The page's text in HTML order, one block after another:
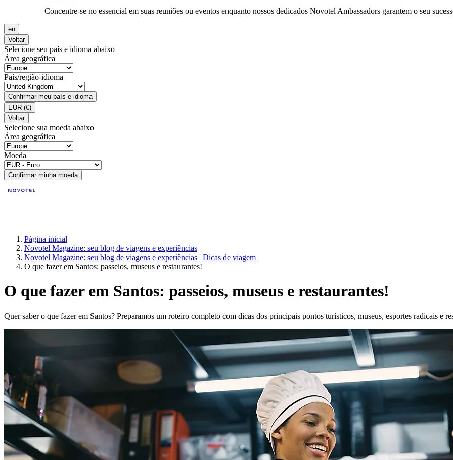
Concentre-se no essencial em suas reuniões ou eventos enquanto nossos dedicados Novotel Ambassadors garantem o seu
en
Voltar
Selecione seu país e idioma abaixo
Área geográfica
País/região-idioma
Confirmar meu país e idioma
EUR (€)
Voltar
Selecione sua moeda abaixo
Área geográfica
Moeda
Confirmar minha moeda
Página inicial
Novotel Magazine: seu blog de viagens e experiências
Novotel Magazine: seu blog de viagens e experiências | Dicas de viagem
O que fazer em Santos: passeios, museus e restaurantes!
O que fazer em Santos: passeios, museus e restaurantes!
Quer saber o que fazer em Santos? Preparamos um roteiro completo com dicas dos principais pontos turísticos, museus, esportes radicais e